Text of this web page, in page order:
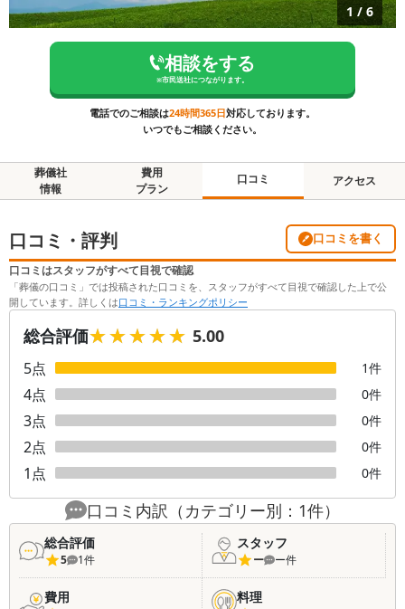
1 / 6
相談をする
※市民送社につながります。
電話でのご相談は24時間365日対応しております。
いつでもご相談ください。
葬儀社
情報
費用
プラン
口コミ アクセス
口コミ・評判 口コミを書く
口コミはスタッフがすべて目視で確認
「葬儀の口コミ」では投稿された口コミを、スタッフがすべて目視で確認した上で公
開しています。詳しくは口コミ・ランキングポリシー
総合評価★★★★★
★★★★★ 5.00
5点 1件
4点 0件
3点 0件
2点 0件
1 点 0件
口コミ内訳（カテゴリー別： 1件）
総合評価
5 1件
スタッフ
ー ー件
費用 料理